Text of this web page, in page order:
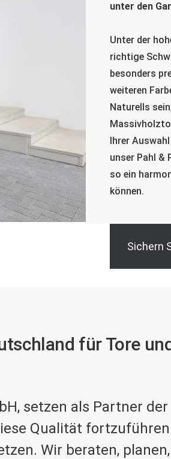
unter den
Unter der
richtige
besonders
weiteren
Naturells
Ihrer
unser Pahl &
so ein
können.
Sichern
für Tore
setzen als Partner der
Qualität
Wir beraten, planen,